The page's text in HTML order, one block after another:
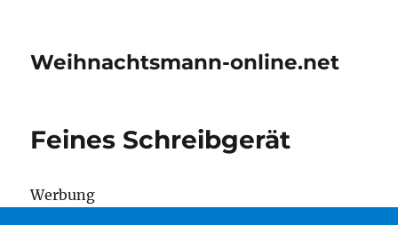
Weihnachtsmann-online.net
Feines Schreibgerät
Wer­bung